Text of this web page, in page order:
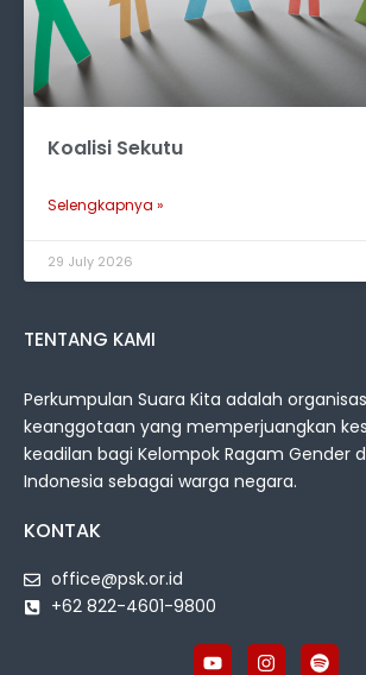
Koalisi Sekutu
Selengkapnya »
29 July 2026
TENTANG KAMI
Perkumpulan Suara Kita adalah
keanggotaan yang memperjuangkan
keadilan bagi Kelompok Ragam Gender
Indonesia sebagai warga negara.
KONTAK
office@psk.or.id
+62 822-4601-9800